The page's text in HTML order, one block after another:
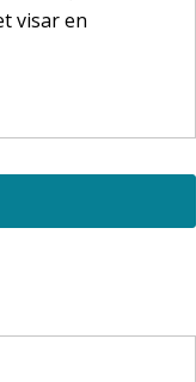
visar en